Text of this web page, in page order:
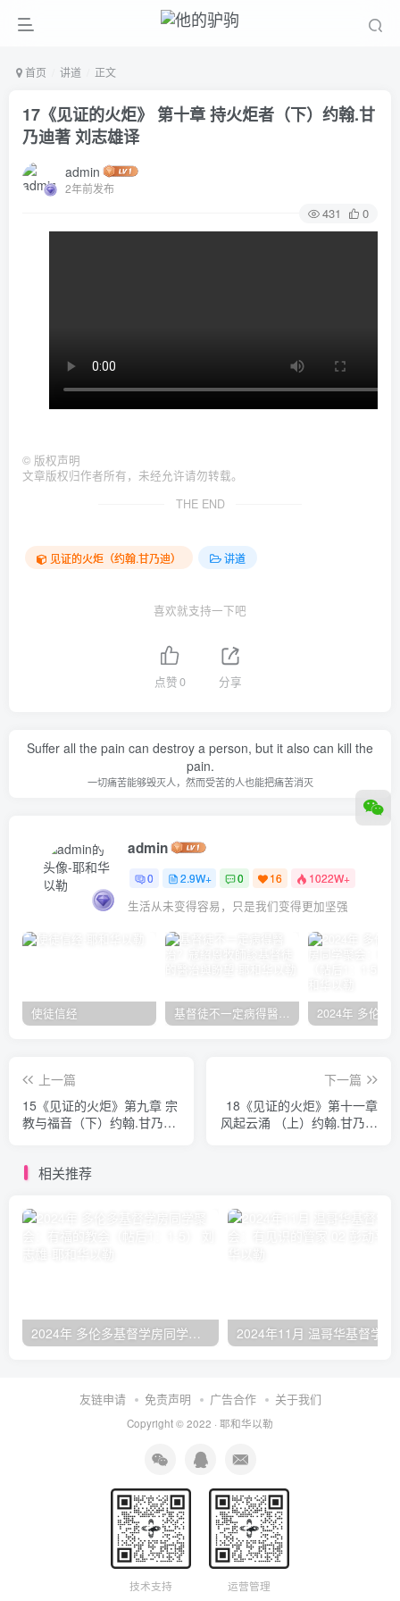
首页 讲道 正文
17《见证的火炬》 第十章 持火炬者（下）约翰.甘
乃迪著 刘志雄译
admin
2年前发布
431 0
© 版权声明
文章版权归作者所有，未经允许请勿转载。
THE END
见证的火炬（约翰.甘乃迪） 讲道
喜欢就支持一下吧
点赞0 分享
Suffer all the pain can destroy a person, but it also can kill the
pain.
一切痛苦能够毁灭人，然而受苦的人也能把痛苦消灭
admin
0 2.9W+ 0 16 1022W+
生活从未变得容易，只是我们变得更加坚强
使徒信经 基督徒不一定病得醫治？寇紹恩牧師談基督徒的醫治與盼望
上一篇
15《见证的火炬》第九章 宗
教与福音（下）约翰.甘乃迪
下一篇
18《见证的火炬》第十一章
风起云涌 （上）约翰.甘乃迪
相关推荐
2024年 多伦多基督学房同学聚会：有福的教会（帖后1：1-5） 刘志雄
友链申请 免责声明 广告合作 关于我们
Copyright © 2022 · 耶和华以勒
技术支持 运营管理